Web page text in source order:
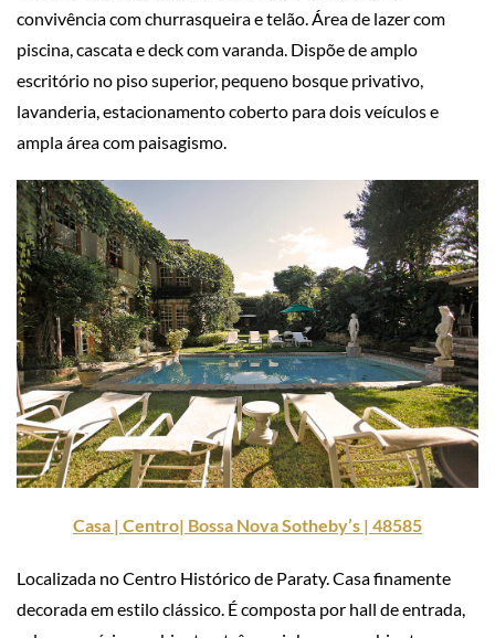
convivência com churrasqueira e telão. Área de lazer com
piscina, cascata e deck com varanda. Dispõe de amplo
escritório no piso superior, pequeno bosque privativo,
lavanderia, estacionamento coberto para dois veículos e
ampla área com paisagismo.
Casa | Centro| Bossa Nova Sotheby’s | 48585
Localizada no Centro Histórico de Paraty. Casa finamente
decorada em estilo clássico. É composta por hall de entrada,